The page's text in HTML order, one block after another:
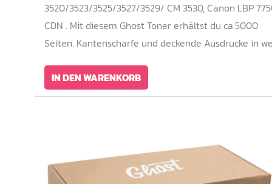
3520/3523/3525/3527/3529/ CM 3530, Canon LBP
CDN . Mit diesem Ghost Toner erhältst du ca.5000
Seiten. Kantenscharfe und deckende Ausdrucke in
IN DEN WARENKORB